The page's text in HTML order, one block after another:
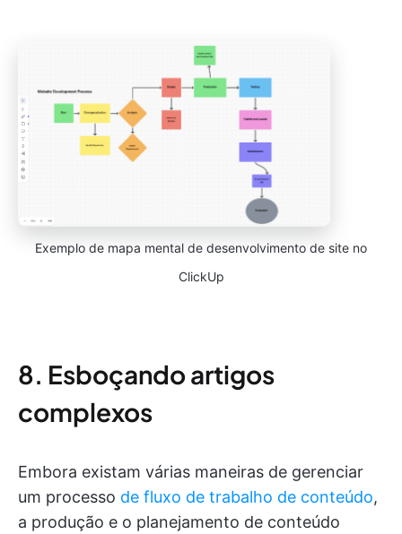
Exemplo de mapa mental de desenvolvimento de site no
ClickUp
8. Esboçando artigos
complexos
Embora existam várias maneiras de gerenciar
um processo de fluxo de trabalho de conteúdo,
a produção e o planejamento de conteúdo